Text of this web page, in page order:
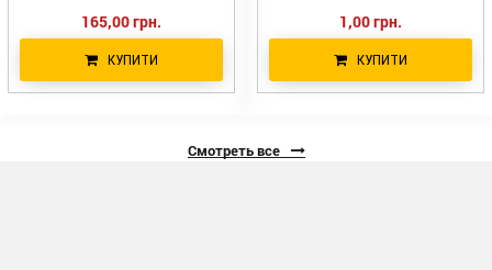
165,00 грн.
КУПИТИ
1,00 грн.
КУПИТИ
Смотреть все